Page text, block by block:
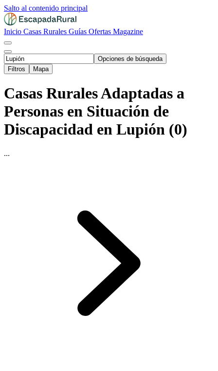
Salto al contenido principal
Inicio Casas Rurales Guías Ofertas Magazine
Opciones de búsqueda
Filtros
Mapa
Casas Rurales Adaptadas a
Personas en Situación de
Discapacidad en Lupión (0)
...